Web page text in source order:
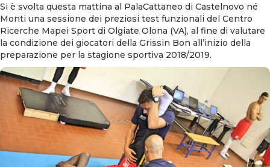
Si è svolta questa mattina al PalaCattaneo di Castelnovo né
Monti una sessione dei preziosi test funzionali del Centro
Ricerche Mapei Sport di Olgiate Olona (VA), al fine di valutare
la condizione dei giocatori della Grissin Bon all’inizio della
preparazione per la stagione sportiva 2018/2019.